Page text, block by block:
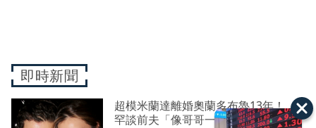
即時新聞
超模米蘭達離婚奧蘭多布魯13年！
罕談前夫「像哥哥一樣」曝相處模式